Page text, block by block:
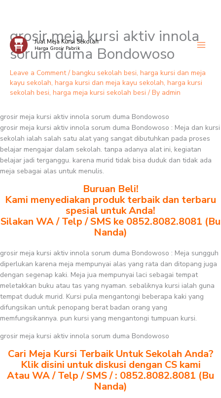
Skip
content
Jual Meja Kursi Sekolah
Harga Grosir Pabrik
grosir meja kursi aktiv innola
sorum duma Bondowoso
Leave a Comment / bangku sekolah besi, harga kursi dan meja
kayu sekolah, harga kursi dan meja kayu sekolah, harga kursi
sekolah besi, harga meja kursi sekolah besi / By admin
grosir meja kursi aktiv innola sorum duma Bondowoso
grosir meja kursi aktiv innola sorum duma Bondowoso : Meja dan kursi
sekolah ialah salah satu alat yang sangat dibutuhkan pada proses
belajar mengajar dalam sekolah. tanpa adanya alat ini, kegiatan
belajar jadi terganggu. karena murid tidak bisa duduk dan tidak ada
meja sebagai alas untuk menulis.
Buruan Beli!
Kami menyediakan produk terbaik dan terbaru
spesial untuk Anda!
Silakan WA / Telp / SMS ke 0852.8082.8081 (Bu
Nanda)
grosir meja kursi aktiv innola sorum duma Bondowoso : Meja sungguh
diperlukan karena meja mempunyai alas yang rata dan ditopang juga
dengan segenap kaki. Meja jua mempunyai laci sebagai tempat
meletakkan buku atau tas yang nyaman. sebaliknya kursi ialah guna
tempat duduk murid. Kursi pula mengantongi beberapa kaki yang
difungsikan untuk penopang berat badan orang yang
memfungsikannya. pun kursi yang mengantongi tumpuan kursi.
grosir meja kursi aktiv innola sorum duma Bondowoso
Cari Meja Kursi Terbaik Untuk Sekolah Anda?
Klik disini untuk diskusi dengan CS kami
Atau WA / Telp / SMS / : 0852.8082.8081 (Bu
Nanda)